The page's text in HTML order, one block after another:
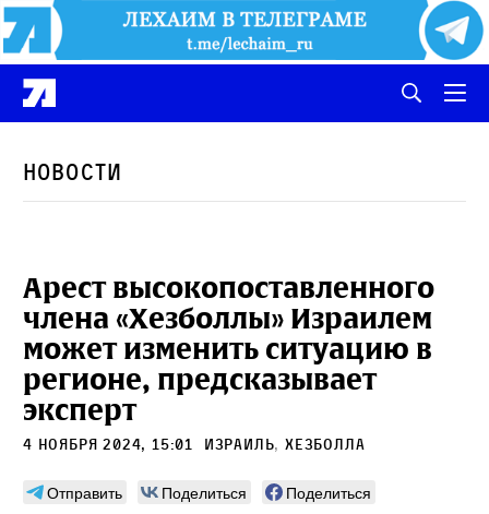
Новости
Арест высокопоставленного
члена «Хезболлы» Израилем
может изменить ситуацию в
регионе, предсказывает
эксперт
4 ноября 2024, 15:01 Израиль,Хезболла
Отправить Поделиться
Поделиться